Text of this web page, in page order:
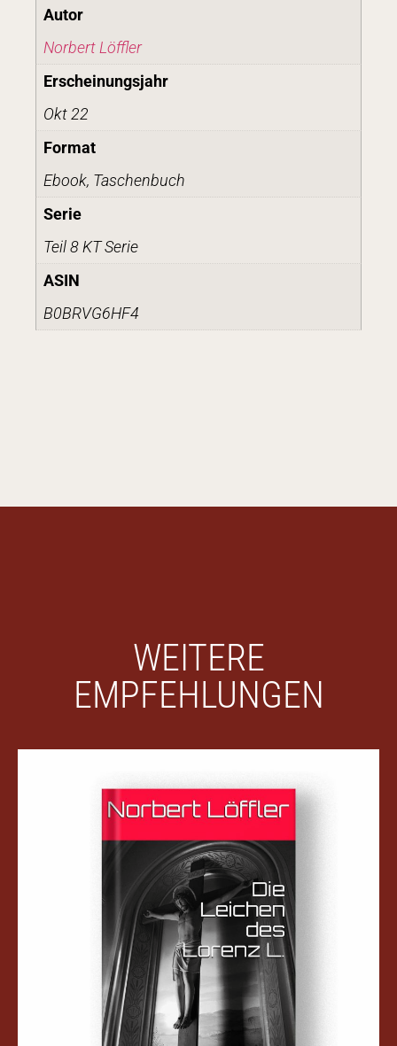
Autor
Norbert Löffler
Erscheinungsjahr
Okt 22
Format
Ebook, Taschenbuch
Serie
Teil 8 KT Serie
ASIN
B0BRVG6HF4
WEITERE
EMPFEHLUNGEN